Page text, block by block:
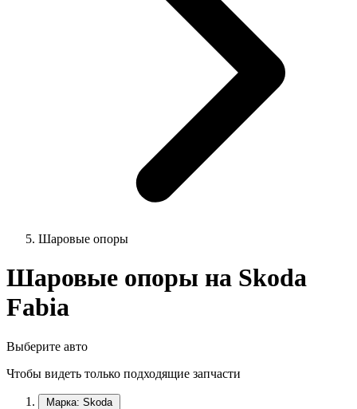
Шаровые опоры
Шаровые опоры на Skoda
Fabia
Выберите авто
Чтобы видеть только подходящие запчасти
Марка: Skoda